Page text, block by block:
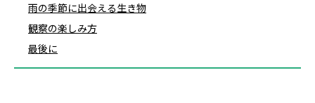
雨の季節に出会える生き物
観察の楽しみ方
最後に